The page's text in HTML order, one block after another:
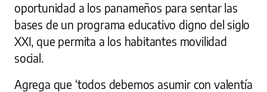
oportunidad a los panameños para sentar las
bases de un programa educativo digno del siglo
XXI, que permita a los habitantes movilidad
social.
Agrega que ‘todos debemos asumir con valentía